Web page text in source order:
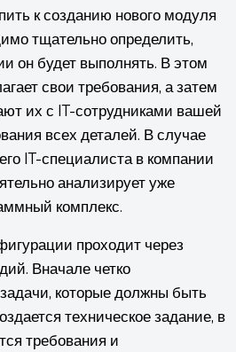
к созданию нового модуля
тщательно определить,
он будет выполнять. В этом
свои требования, а затем
их с IT-сотрудниками вашей
всех деталей. В случае
IT-специалиста в компании
анализирует уже
комплекс.
проходит через
Вначале четко
которые должны быть
техническое задание, в
требования и